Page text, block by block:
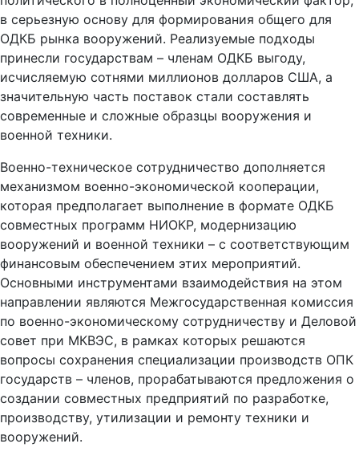
в серьезную основу для формирования общего для
ОДКБ рынка вооружений. Реализуемые подходы
принесли государствам – членам ОДКБ выгоду,
исчисляемую сотнями миллионов долларов США, а
значительную часть поставок стали составлять
современные и сложные образцы вооружения и
военной техники.
Военно-техническое сотрудничество дополняется
механизмом военно-экономической кооперации,
которая предполагает выполнение в формате ОДКБ
совместных программ НИОКР, модернизацию
вооружений и военной техники – с соответствующим
финансовым обеспечением этих мероприятий.
Основными инструментами взаимодействия на этом
направлении являются Межгосударственная комиссия
по военно-экономическому сотрудничеству и Деловой
совет при МКВЭС, в рамках которых решаются
вопросы сохранения специализации производств ОПК
государств – членов, прорабатываются предложения о
создании совместных предприятий по разработке,
производству, утилизации и ремонту техники и
вооружений.